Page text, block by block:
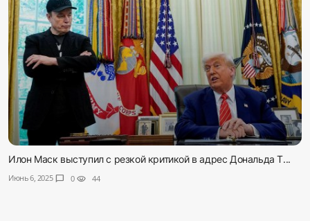
Илон Маск выступил с резкой критикой в адрес Дональда Т...
Июнь 6, 2025 chat_bubble 0 visibility 44